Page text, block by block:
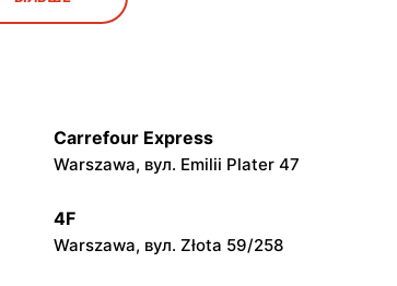
Błonie, вул. Nowa Wieś 12c
Dino
Dino
Carrefour Express
Warszawa, вул. Emilii Plater 47
4F
Warszawa, вул. Złota 59/258